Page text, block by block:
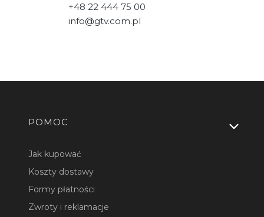
+48 22 444 75 00
info@gtv.com.pl
Linki w stopce
POMOC
Jak kupować
Koszty dostawy
Formy płatności
Zwroty i reklamacje